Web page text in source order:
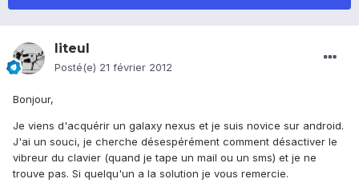
liteul
Posté(e) 21 février 2012
Bonjour,
Je viens d'acquérir un galaxy nexus et je suis novice sur android.
J'ai un souci, je cherche désespérément comment désactiver le
vibreur du clavier (quand je tape un mail ou un sms) et je ne
trouve pas. Si quelqu'un a la solution je vous remercie.